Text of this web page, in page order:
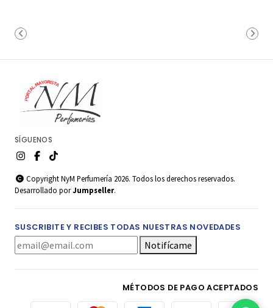
SÍGUENOS
Copyright NyM Perfumería 2026. Todos los derechos reservados.
Desarrollado porJumpseller.
SUSCRIBITE Y RECIBES TODAS NUESTRAS NOVEDADES
Notifícame
MÉTODOS DE PAGO ACEPTADOS